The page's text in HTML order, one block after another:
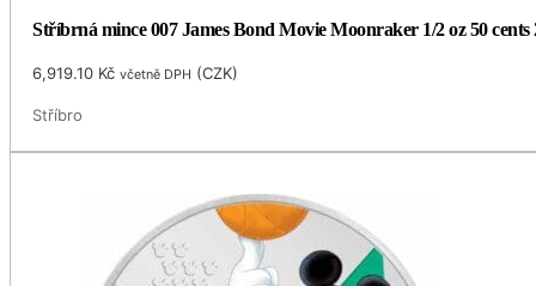
Stříbrná mince 007 James Bond Movie Moonraker 1/2 oz 50
6,919.10 Kč včetně DPH (CZK)
Stříbro